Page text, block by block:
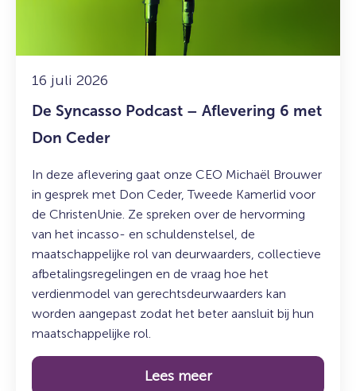
16 juli 2026
De Syncasso Podcast – Aflevering 6 met
Don Ceder
In deze aflevering gaat onze CEO Michaël Brouwer
in gesprek met Don Ceder, Tweede Kamerlid voor
de ChristenUnie. Ze spreken over de hervorming
van het incasso- en schuldenstelsel, de
maatschappelijke rol van deurwaarders, collectieve
afbetalingsregelingen en de vraag hoe het
verdienmodel van gerechtsdeurwaarders kan
worden aangepast zodat het beter aansluit bij hun
maatschappelijke rol.
Lees meer
Don
Ceder